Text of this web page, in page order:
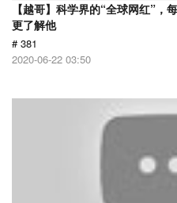
【越哥】科学界的“全球网红”，
更了解他
# 381
2020-06-22 03:50